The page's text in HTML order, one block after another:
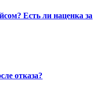
Есть ли наценка за
отказа?